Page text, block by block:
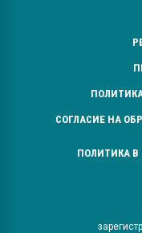
СОГЛАСИЕ НА
ПОЛИТИКА В